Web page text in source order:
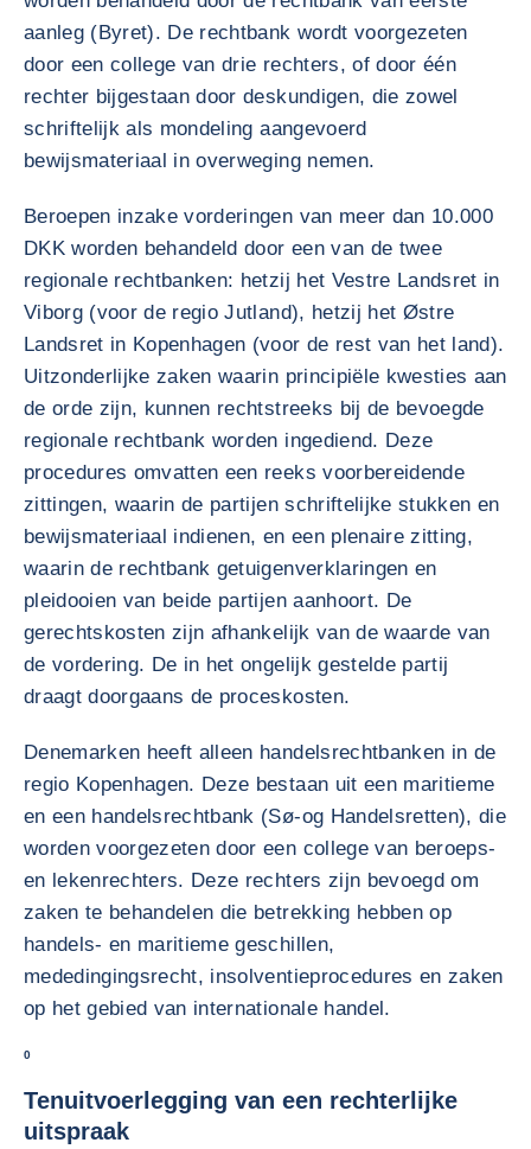
aanleg (Byret). De rechtbank wordt voorgezeten
door een college van drie rechters, of door één
rechter bijgestaan door deskundigen, die zowel
schriftelijk als mondeling aangevoerd
bewijsmateriaal in overweging nemen.
Beroepen inzake vorderingen van meer dan 10.000
DKK worden behandeld door een van de twee
regionale rechtbanken: hetzij het Vestre Landsret in
Viborg (voor de regio Jutland), hetzij het Østre
Landsret in Kopenhagen (voor de rest van het land).
Uitzonderlijke zaken waarin principiële kwesties aan
de orde zijn, kunnen rechtstreeks bij de bevoegde
regionale rechtbank worden ingediend. Deze
procedures omvatten een reeks voorbereidende
zittingen, waarin de partijen schriftelijke stukken en
bewijsmateriaal indienen, en een plenaire zitting,
waarin de rechtbank getuigenverklaringen en
pleidooien van beide partijen aanhoort. De
gerechtskosten zijn afhankelijk van de waarde van
de vordering. De in het ongelijk gestelde partij
draagt doorgaans de proceskosten.
Denemarken heeft alleen handelsrechtbanken in de
regio Kopenhagen. Deze bestaan uit een maritieme
en een handelsrechtbank (Sø-og Handelsretten), die
worden voorgezeten door een college van beroeps-
en lekenrechters. Deze rechters zijn bevoegd om
zaken te behandelen die betrekking hebben op
handels- en maritieme geschillen,
mededingingsrecht, insolventieprocedures en zaken
op het gebied van internationale handel.
0
Tenuitvoerlegging van een rechterlijke
uitspraak